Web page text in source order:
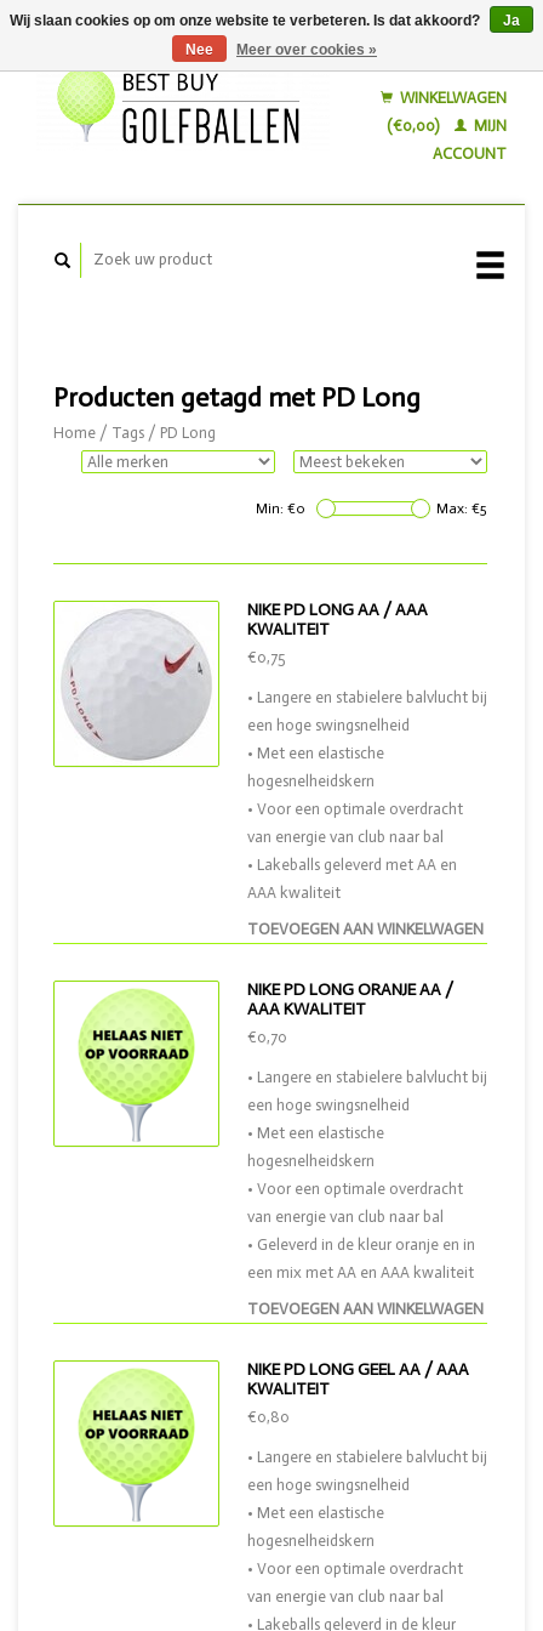
WINKELWAGEN
(€0,00)
MIJN
ACCOUNT
Producten getagd met PD Long
Home / Tags / PD Long
Min: €0 Max: €5
NIKE PD LONG AA / AAA
KWALITEIT
TOEVOEGEN AAN WINKELWAGEN
€0,75
• Langere en stabielere balvlucht bij
een hoge swingsnelheid
• Met een elastische
hogesnelheidskern
• Voor een optimale overdracht
van energie van club naar bal
• Lakeballs geleverd met AA en
AAA kwaliteit
NIKE PD LONG ORANJE AA /
AAA KWALITEIT
TOEVOEGEN AAN WINKELWAGEN
€0,70
• Langere en stabielere balvlucht bij
een hoge swingsnelheid
• Met een elastische
hogesnelheidskern
• Voor een optimale overdracht
van energie van club naar bal
• Geleverd in de kleur oranje en in
een mix met AA en AAA kwaliteit
NIKE PD LONG GEEL AA / AAA
KWALITEIT
€0,80
• Langere en stabielere balvlucht bij
een hoge swingsnelheid
• Met een elastische
hogesnelheidskern
• Voor een optimale overdracht
van energie van club naar bal
• Lakeballs geleverd in de kleur
Wij slaan cookies op om onze website te verbeteren. Is dat akkoord?
Ja
Nee
Meer over cookies »